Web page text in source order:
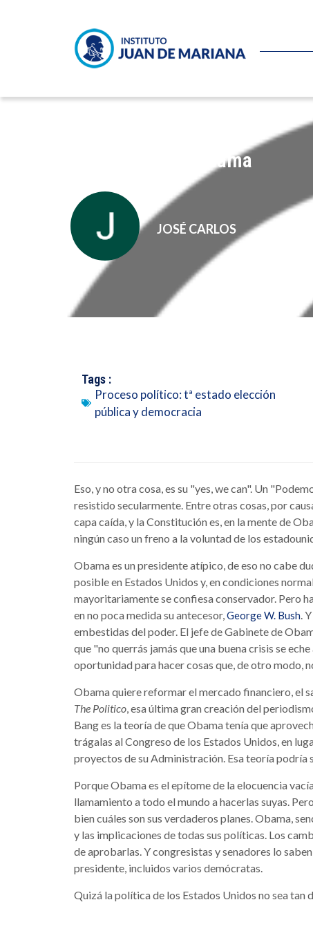
El Big Bang de Obama
JOSÉ CARLOS
Tags :
Proceso político: tª estado elección
pública y democracia
Eso, y no otra cosa, es su "yes, we can". Un
resistido secularmente. Entre otras cosas, por
capa caída, y la Constitución es, en la mente de
ningún caso un freno a la voluntad de los
Obama es un presidente atípico, de eso no cabe
posible en Estados Unidos y, en condiciones
mayoritariamente se confiesa conservador. Pero
en no poca medida su antecesor,George W. Bush.
embestidas del poder. El jefe de Gabinete de
que "no querrás jamás que una buena crisis se
oportunidad para hacer cosas que, de otro modo,
Obama quiere reformar el mercado financiero, el
The Politico, esa última gran creación del
Bang es la teoría de que Obama tenía que
trágalas al Congreso de los Estados Unidos, en
proyectos de su Administración. Esa teoría podría
Porque Obama es el epítome de la elocuencia
llamamiento a todo el mundo a hacerlas suyas.
bien cuáles son sus verdaderos planes. Obama,
y las implicaciones de todas sus políticas. Los
de aprobarlas. Y congresistas y senadores lo
presidente, incluidos varios demócratas.
Quizá la política de los Estados Unidos no sea tan